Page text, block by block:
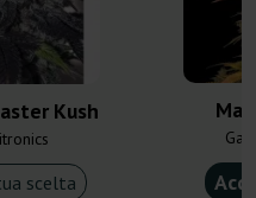
Kush
scelta